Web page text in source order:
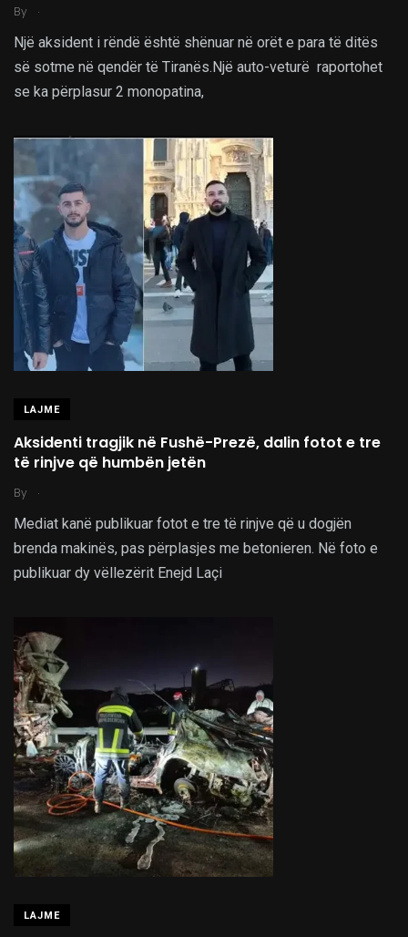
By .
Një aksident i rëndë është shënuar në orët e para të ditës
së sotme në qendër të Tiranës.Një auto-veturë raportohet
se ka përplasur 2 monopatina,
LAJME
Aksidenti tragjik në Fushë-Prezë, dalin fotot e tre
të rinjve që humbën jetën
By .
Mediat kanë publikuar fotot e tre të rinjve që u dogjën
brenda makinës, pas përplasjes me betonieren. Në foto e
publikuar dy vëllezërit Enejd Laçi
LAJME